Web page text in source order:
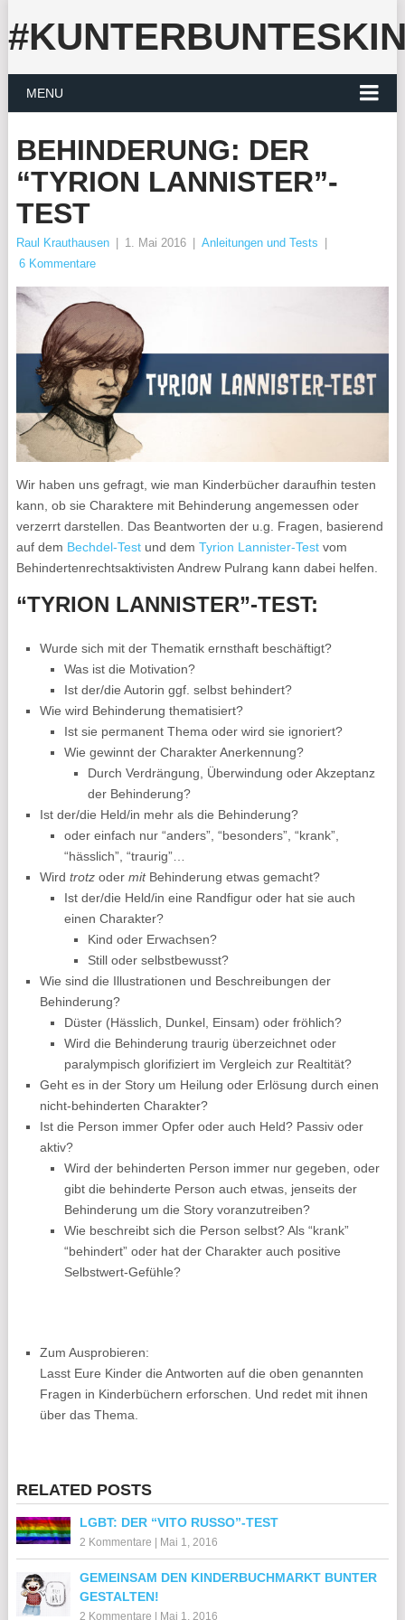
MENU
BEHINDERUNG: DER
“TYRION LANNISTER”-
TEST
Raul Krauthausen 1. Mai 2016 Anleitungen und Tests
6 Kommentare
Wir haben uns gefragt, wie man Kinderbücher daraufhin testen
kann, ob sie Charaktere mit Behinderung angemessen oder
verzerrt darstellen. Das Beantworten der u.g. Fragen, basierend
auf dem Bechdel-Testund dem Tyrion Lannister-Testvom
Behindertenrechtsaktivisten Andrew Pulrang kann dabei helfen.
“TYRION LANNISTER”-TEST:
Wurde sich mit der Thematik ernsthaft beschäftigt?
Was ist die Motivation?
Ist der/die Autorin ggf. selbst behindert?
Wie wird Behinderung thematisiert?
Ist sie permanent Thema oder wird sie ignoriert?
Wie gewinnt der Charakter Anerkennung?
Durch Verdrängung, Überwindung oder Akzeptanz
der Behinderung?
Ist der/die Held/in mehr als die Behinderung?
oder einfach nur “anders”, “besonders”, “krank”,
“hässlich”, “traurig”…
Wirdtrotz odermitBehinderung etwas gemacht?
Ist der/die Held/in eine Randfigur oder hat sie auch
einen Charakter?
Kind oder Erwachsen?
Still oder selbstbewusst?
Wie sind die Illustrationen und Beschreibungen der
Behinderung?
Düster (Hässlich, Dunkel, Einsam) oder fröhlich?
Wird die Behinderung traurig überzeichnet oder
paralympisch glorifiziert im Vergleich zur Realtität?
Geht es in der Story um Heilung oder Erlösung durch einen
nicht-behinderten Charakter?
Ist die Person immer Opfer oder auch Held? Passiv oder
aktiv?
Wird der behinderten Person immer nur gegeben, oder
gibt die behinderte Person auch etwas, jenseits der
Behinderung um die Story voranzutreiben?
Wie beschreibt sich die Person selbst? Als “krank”
“behindert” oder hat der Charakter auch positive
Selbstwert-Gefühle?
Zum Ausprobieren:
Lasst Eure Kinder die Antworten auf die oben genannten
Fragen in Kinderbüchern erforschen. Und redet mit ihnen
über das Thema.
RELATED POSTS
LGBT: DER “VITO RUSSO”-TEST
2 Kommentare Mai 1, 2016
GEMEINSAM DEN KINDERBUCHMARKT BUNTER
GESTALTEN!
2 Kommentare Mai 1, 2016